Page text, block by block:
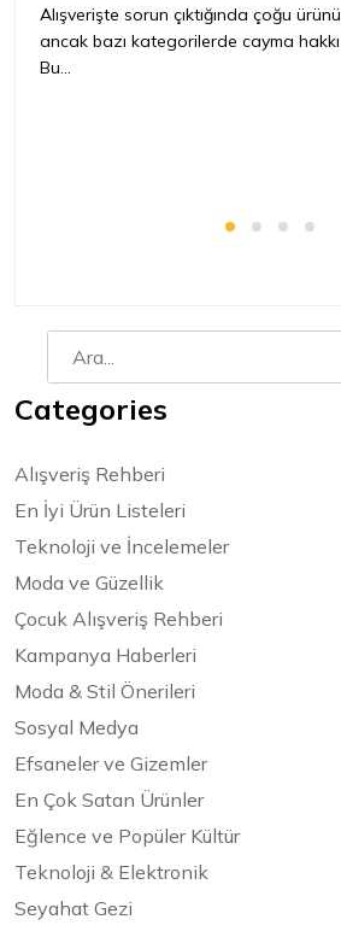
Alışverişte sorun çıktığında çoğu
ancak bazı kategorilerde cayma hakkı
Bu...
Categories
Alışveriş Rehberi
En İyi Ürün Listeleri
Teknoloji ve İncelemeler
Moda ve Güzellik
Çocuk Alışveriş Rehberi
Kampanya Haberleri
Moda & Stil Önerileri
Sosyal Medya
Efsaneler ve Gizemler
En Çok Satan Ürünler
Eğlence ve Popüler Kültür
Teknoloji & Elektronik
Seyahat Gezi